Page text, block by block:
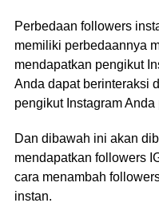
Perbedaan followers
memiliki perbedaannya
mendapatkan pengikut
Anda dapat berinteraksi
pengikut Instagram Anda
Dan dibawah ini akan
mendapatkan followers
cara menambah
instan.